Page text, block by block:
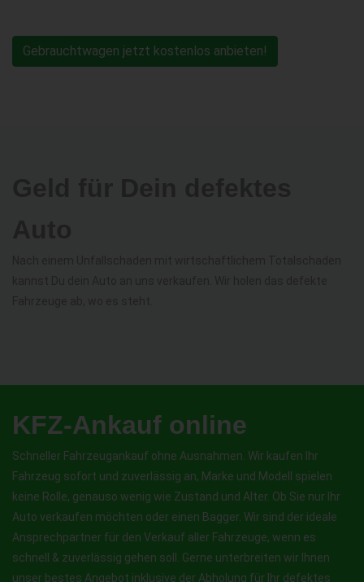
Gebrauchtwagen jetzt kostenlos anbieten!
KFZ-Ankauf online
Schneller Fahrzeugankauf ohne Ausnahmen. Wir kaufen Ihr
Fahrzeug sofort und zuverlässig an, Marke und Modell spielen
keine Rolle, genauso wenig wie Zustand und Alter. Ob Sie nur Ihr
Auto verkaufen möchten oder einen Bagger. Wir sind der ideale
Ansprechpartner für den Verkauf aller Fahrzeuge, wenn es
schnell & zuverlässig gehen soll. Gerne unterbreiten wir Ihnen
unser bestes Angebot inklusive der Abholung für Ihr defektes